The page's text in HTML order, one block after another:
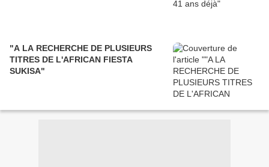
"A LA RECHERCHE DE PLUSIEURS
TITRES DE L'AFRICAN FIESTA
SUKISA"